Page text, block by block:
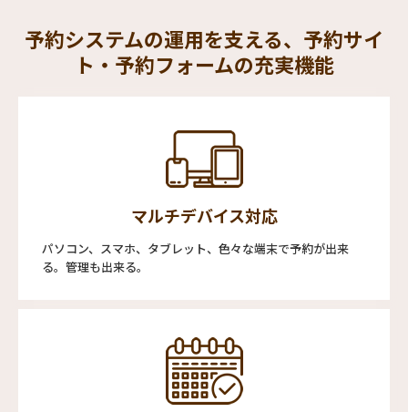
予約システムの運用を支える、予約サイ
ト・予約フォームの充実機能
マルチデバイス対応
パソコン、スマホ、タブレット、色々な端末で予約が出来
る。管理も出来る。